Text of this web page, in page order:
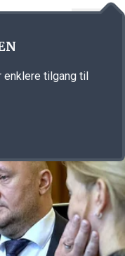
enklere tilgang til